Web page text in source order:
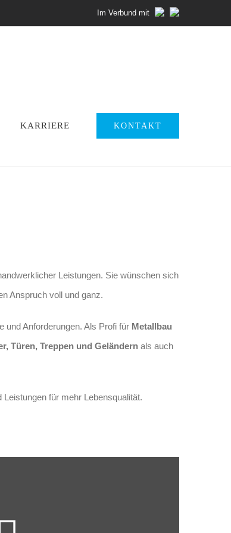
Im Verbund mit
KARRIERE KONTAKT
Leistungen. Sie wünschen sich
Anspruch voll und ganz.
und Anforderungen. Als Profi für Metallbau
Türen, Treppen und Geländern als auch
für mehr Lebensqualität.